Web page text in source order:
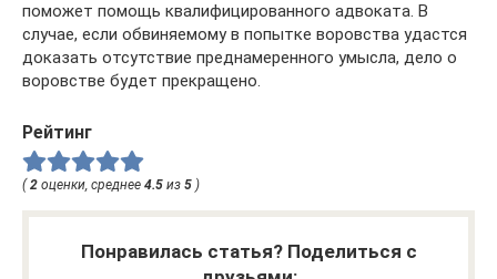
поможет помощь квалифицированного адвоката. В
случае, если обвиняемому в попытке воровства удастся
доказать отсутствие преднамеренного умысла, дело о
воровстве будет прекращено.
Рейтинг
(2 оценки, среднее 4.5 из 5 )
Понравилась статья? Поделиться с